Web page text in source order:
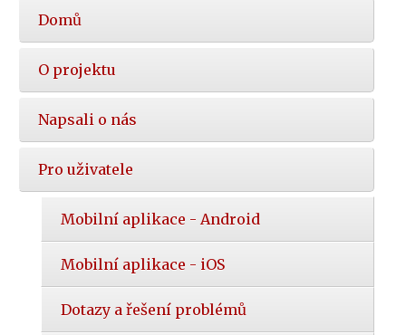
Hlavní
nabídka
Domů
O projektu
Napsali o nás
Pro uživatele
Mobilní aplikace - Android
Mobilní aplikace - iOS
Dotazy a řešení problémů